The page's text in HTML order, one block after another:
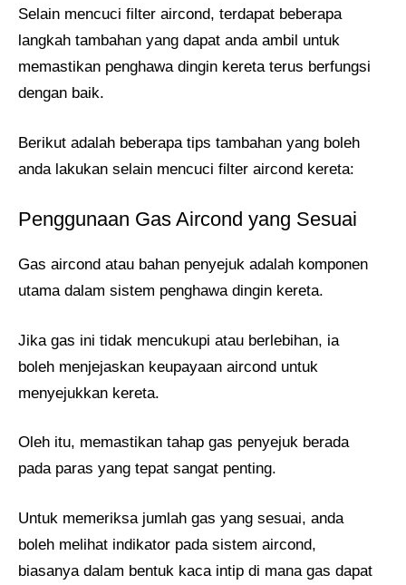
Selain mencuci filter aircond, terdapat beberapa
langkah tambahan yang dapat anda ambil untuk
memastikan penghawa dingin kereta terus berfungsi
dengan baik.
Berikut adalah beberapa tips tambahan yang boleh
anda lakukan selain mencuci filter aircond kereta:
Penggunaan Gas Aircond yang Sesuai
Gas aircond atau bahan penyejuk adalah komponen
utama dalam sistem penghawa dingin kereta.
Jika gas ini tidak mencukupi atau berlebihan, ia
boleh menjejaskan keupayaan aircond untuk
menyejukkan kereta.
Oleh itu, memastikan tahap gas penyejuk berada
pada paras yang tepat sangat penting.
Untuk memeriksa jumlah gas yang sesuai, anda
boleh melihat indikator pada sistem aircond,
biasanya dalam bentuk kaca intip di mana gas dapat